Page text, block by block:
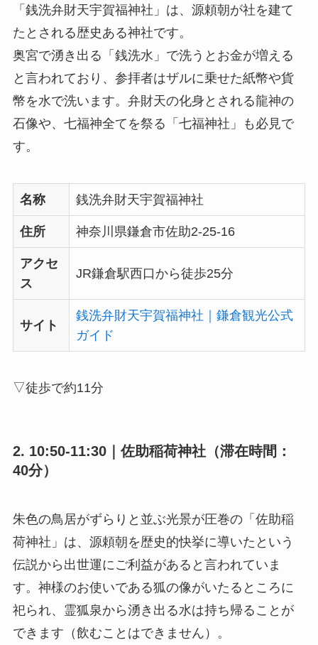
「銭洗弁財天宇賀福神社」は、源頼朝が社を建て
たとされる歴史ある神社です。
奥宮で湧き出る「銭洗水」で洗うとお金が増える
と言われており、参拝者はザルに乗せた紙幣や貨
幣を水で洗います。弁財天の化身とされる龍神の
石像や、七福神全てを祭る「七福神社」も必見で
す。
名称 銭洗弁財天宇賀福神社
住所 神奈川県鎌倉市佐助2-25-16
アクセ
ス
JR鎌倉駅西口から徒歩25分
サイト
銭洗弁財天宇賀福神社｜鎌倉観光公式
ガイド
▽徒歩で約11分
2. 10:50-11:30｜佐助稲荷神社（滞在時間：
40分）
朱色の鳥居がずらりと並ぶ光景が圧巻の「佐助稲
荷神社」は、源頼朝を歴史的快挙に導いたという
伝説から出世運にご利益があると言われていま
す。神様のお使いである狐の像がいたるところに
祀られ、霊狐泉から湧き出る水は持ち帰ることが
できます（飲むことはできません）。